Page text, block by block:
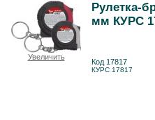
Увеличить
Рулетка-
мм КУРС
Код 17817
КУРС 17817